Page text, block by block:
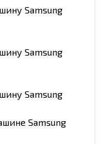
Samsung
Samsung
Samsung
Samsung